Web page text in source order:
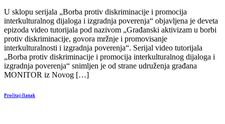
U sklopu serijala „Borba protiv diskriminacije i promocija
interkulturalnog dijaloga i izgradnja poverenja“ objavljena je deveta
epizoda video tutorijala pod nazivom „Građanski aktivizam u borbi
protiv diskriminacije, govora mržnje i promovisanje
interkulturalnosti i izgradnja poverenja“. Serijal video tutorijala
„Borba protiv diskriminacije i promocija interkulturalnog dijaloga i
izgradnja poverenja“ snimljen je od strane udruženja građana
MONITOR iz Novog […]
Pročitaj članak